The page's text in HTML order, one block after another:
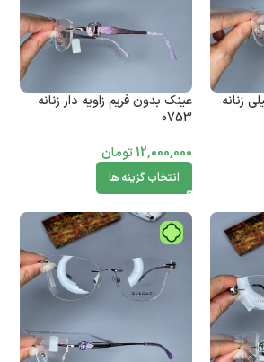
زنانه
عینک بدون فریم زاویه دار زنانه
0753
12,000,000تومان
انتخاب گزینه ها